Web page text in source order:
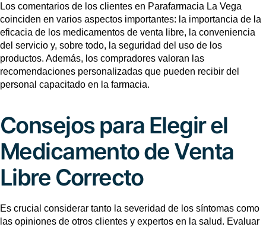
Los comentarios de los clientes en Parafarmacia La Vega
coinciden en varios aspectos importantes: la importancia de la
eficacia de los medicamentos de venta libre, la conveniencia
del servicio y, sobre todo, la seguridad del uso de los
productos. Además, los compradores valoran las
recomendaciones personalizadas que pueden recibir del
personal capacitado en la farmacia.
Consejos para Elegir el
Medicamento de Venta
Libre Correcto
Es crucial considerar tanto la severidad de los síntomas como
las opiniones de otros clientes y expertos en la salud. Evaluar